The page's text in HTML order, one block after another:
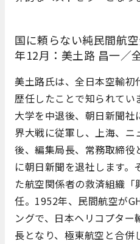
国に頼らない純民間航
年12月：美土路 昌一／
美土路氏は、全日本空輸初
歴任したことで知られてい
大学を中退後、朝日新聞
界大戦に従軍し、上海、
後、編集局長、常務取締
に朝日新聞を退社します
た航空関係者の救済組織
任。1952年、民間航空が
ングで、日本ヘリコプタ
長となり、極東航空と合